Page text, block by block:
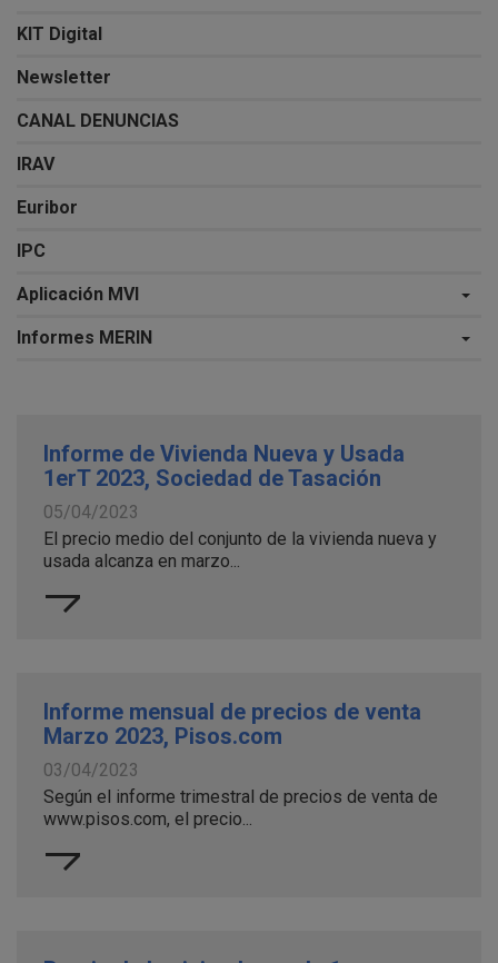
KIT Digital
Newsletter
CANAL DENUNCIAS
IRAV
Euribor
IPC
Aplicación MVI
Informes MERIN
Informe de Vivienda Nueva y Usada
1erT 2023, Sociedad de Tasación
05/04/2023
El precio medio del conjunto de la vivienda nueva y
usada alcanza en marzo...
Informe mensual de precios de venta
Marzo 2023, Pisos.com
03/04/2023
Según el informe trimestral de precios de venta de
www.pisos.com, el precio...